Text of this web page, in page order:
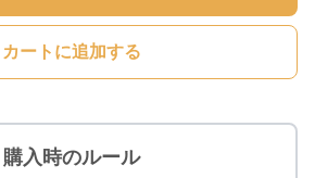
カートに追加する
購入時のルール